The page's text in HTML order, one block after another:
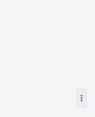
